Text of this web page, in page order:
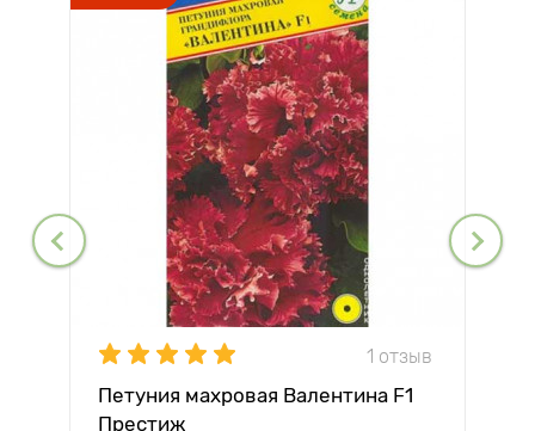
1 отзыв
Петуния махровая Валентина F1
Престиж